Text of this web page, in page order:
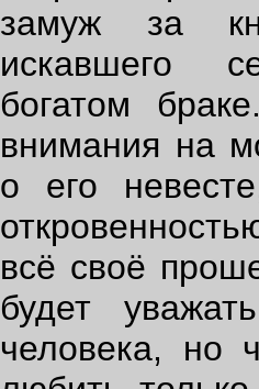
замуж за
искавшего
богатом
внимания на
о его
всё своё
будет
человека, но